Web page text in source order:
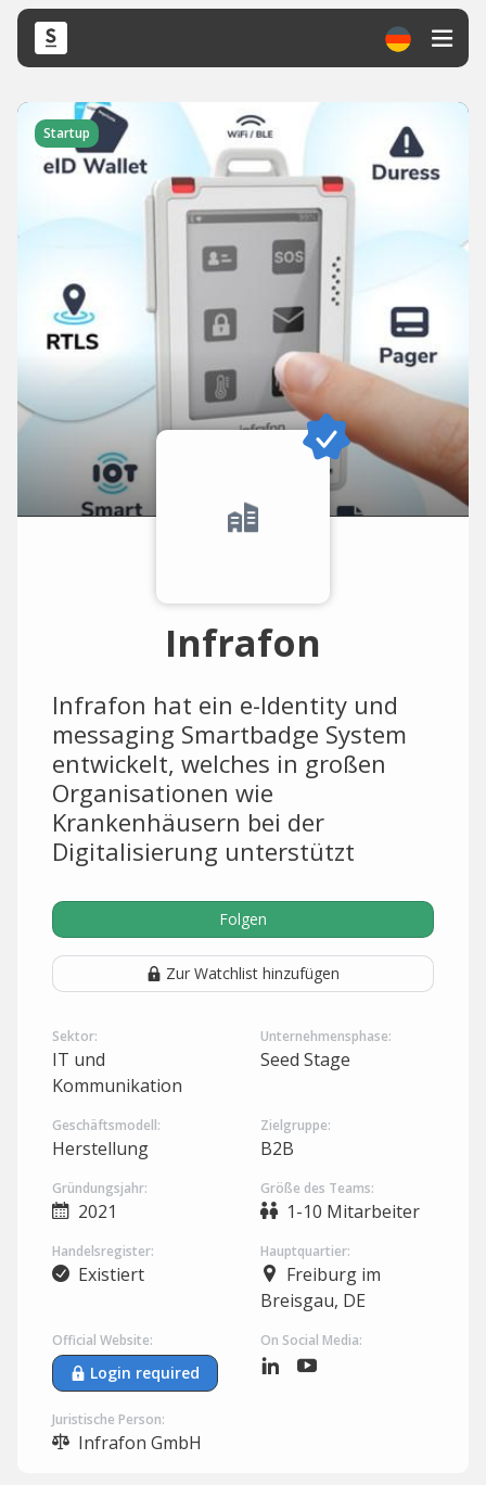
Startup
Infrafon
Infrafon hat ein e-Identity und
messaging Smartbadge System
entwickelt, welches in großen
Organisationen wie
Krankenhäusern bei der
Digitalisierung unterstützt
Folgen
Zur Watchlist hinzufügen
Sektor:
IT und
Kommunikation
Unternehmensphase:
Seed Stage
Geschäftsmodell:
Herstellung
Zielgruppe:
B2B
Gründungsjahr:
2021
Größe des Teams:
1-10 Mitarbeiter
Handelsregister:
Existiert
Hauptquartier:
Freiburg im
Breisgau, DE
Official Website:
Login required
On Social Media:
Juristische Person:
Infrafon GmbH